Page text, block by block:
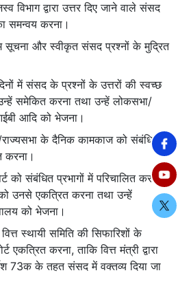
विभाग द्वारा उत्तर दिए जाने वाले संसद
समन्वय करना।
सूचना और स्वीकृत संसद प्रश्नों के मुद्रित
में संसद के प्रश्नों के उत्तरों की स्वच्छ
समेकित करना तथा उन्हें लोकसभा/
आदि को भेजना।
के दैनिक कामकाज को संबंधित
करना।
को संबंधित प्रभागों में परिचालित करना,
को उनसे एकत्रित करना तथा उन्हें
को भेजना।
स्थायी समिति की सिफारिशों के
एकत्रित करना, ताकि वित्त मंत्री द्वारा
73क के तहत संसद में वक्तव्य दिया जा